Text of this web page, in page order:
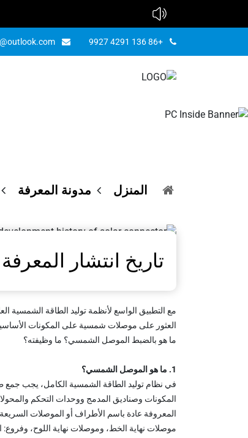
+86 136 4291 9927
المنزل مدونة المعرفة
تاريخ انتشار
مع التطبيق الواسع لأنظمة توليد الطاقة الشمسية
العثور على موصلات شمسية على المكونات
ما هو بالضبط الموصل الشمسي؟ ما وظيفته؟
1. ما هو الموصل الشمسي؟
في نظام توليد الطاقة الشمسية الكامل، يجب
المكونات وصناديق المدمج ووحدات التحكم
المعروفة عادة باسم الأطراف أو الموصلات
موصلات نهاية الخط، وموصلات نهاية اللوح،